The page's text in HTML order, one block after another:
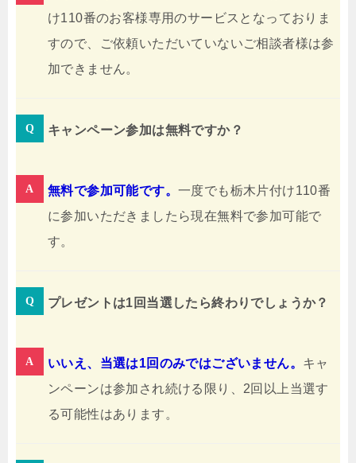
け110番のお客様専用のサービスとなっておりま
すので、ご依頼いただいていないご相談者様は参
加できません。
キャンペーン参加は無料ですか？
無料で参加可能です。 一度でも栃木片付け110番
に参加いただきましたら現在無料で参加可能で
す。
プレゼントは1回当選したら終わりでしょうか？
いいえ、当選は1回のみではございません。 キャ
ンペーンは参加され続ける限り、2回以上当選す
る可能性はあります。